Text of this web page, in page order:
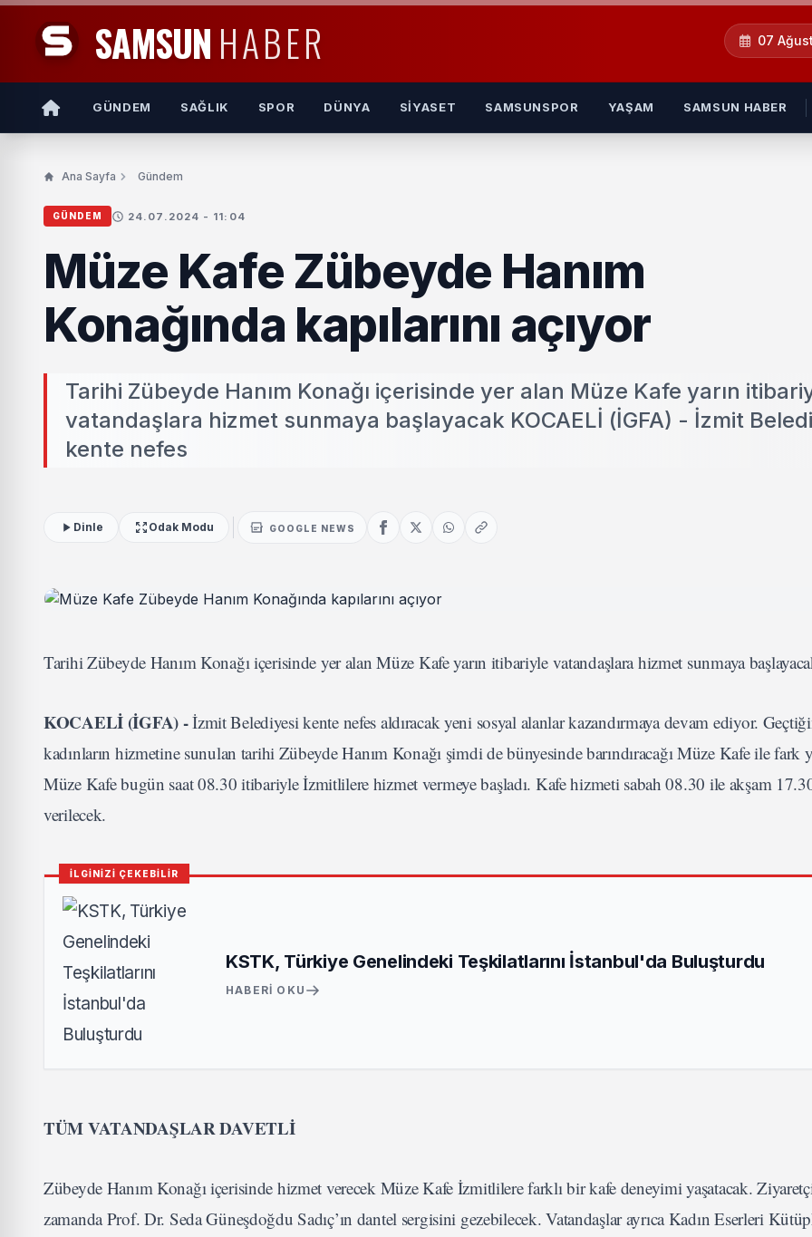
SAMSUN HABER 07
GÜNDEM SAĞLIK SPOR DÜNYA SIYASET SAMSUNSPOR YAŞAM SAMSUN HABER
Ana Sayfa Gündem
GÜNDEM 24.07.2024 - 11:04
Müze Kafe Zübeyde Hanım
Konağında kapılarını açıyor
Tarihi Zübeyde Hanım Konağı içerisinde yer alan Müze Kafe yarın
vatandaşlara hizmet sunmaya başlayacak KOCAELİ (İGFA) - İzmit
kente nefes
Dinle Odak Modu GOOGLE NEWS
Tarihi Zübeyde Hanım Konağı içerisinde yer alan Müze Kafe yarın itibariyle vatandaşlara hizmet sunmaya
KOCAELİ (İGFA) -İzmit Belediyesi kente nefes aldıracak yeni sosyal alanlar kazandırmaya devam ediyor.
kadınların hizmetine sunulan tarihi Zübeyde Hanım Konağı şimdi de bünyesinde barındıracağı Müze Kafe ile fark
Müze Kafe bugün saat 08.30 itibariyle İzmitlilere hizmet vermeye başladı. Kafe hizmeti sabah 08.30 ile akşam
verilecek.
İLGİNİZİ ÇEKEBİLİR
KSTK, Türkiye Genelindeki Teşkilatlarını İstanbul'da Buluşturdu
HABERI OKU
TÜM VATANDAŞLAR DAVETLİ
Zübeyde Hanım Konağı içerisinde hizmet verecek Müze Kafe İzmitlilere farklı bir kafe deneyimi yaşatacak.
zamanda Prof. Dr. Seda Güneşdoğdu Sadıç’ın dantel sergisini gezebilecek. Vatandaşlar ayrıca Kadın Eserleri